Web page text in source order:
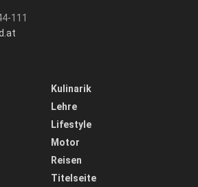
111
Kulinarik
Lehre
Lifestyle
Motor
Reisen
Titelseite